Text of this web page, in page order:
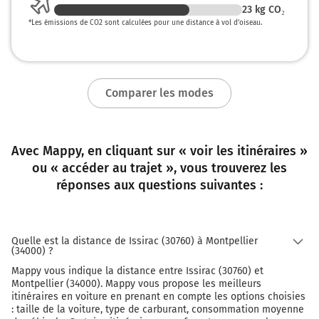
Tourner à gauche sur Rue Albert Leenhardt et
continuer sur 170 mètres
Tourner légèrement à gauche sur Rue Albert Leenhardt
et continuer sur 85 mètres
Tourner à droite sur la voie et continuer sur 5 mètres
144 km
Boulevard Victor Hugo
144 km
1h48 Montpellier
23 kg CO₂
*Les émissions de CO2 sont calculées pour une distance à vol d’oiseau.
Comparer les modes
Avec Mappy, en cliquant sur « voir les itinéraires »
ou « accéder au trajet », vous trouverez les
réponses aux questions suivantes :
Quelle est la distance de Issirac (30760) à Montpellier
(34000) ?
Mappy vous indique la distance entre Issirac (30760) et
Montpellier (34000). Mappy vous propose les meilleurs
itinéraires en voiture en prenant en compte les options choisies
: taille de la voiture, type de carburant, consommation moyenne